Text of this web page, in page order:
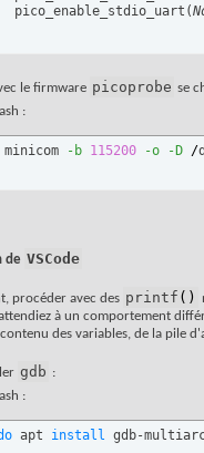
pico_enable_stdio_uart(
le firmware picoprobe se
:
minicom -b 115200 -o -D /
de VSCode
procéder avec des printf ( )
à un comportement
des variables, de la pile
gdb :
:
apt install gdb-